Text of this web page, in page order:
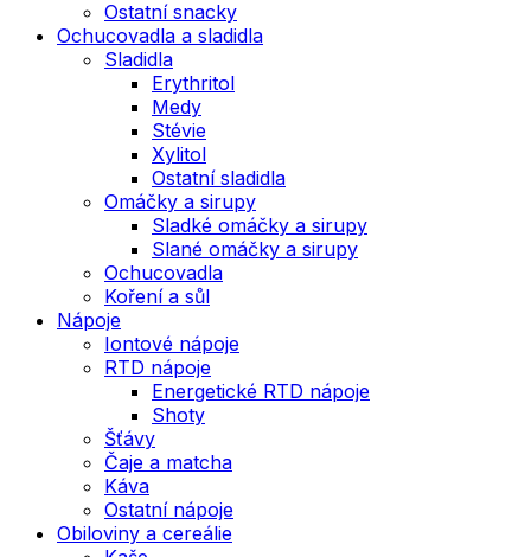
Ostatní snacky
Ochucovadla a sladidla
Sladidla
Erythritol
Medy
Stévie
Xylitol
Ostatní sladidla
Omáčky a sirupy
Sladké omáčky a sirupy
Slané omáčky a sirupy
Ochucovadla
Koření a sůl
Nápoje
Iontové nápoje
RTD nápoje
Energetické RTD nápoje
Shoty
Šťávy
Čaje a matcha
Káva
Ostatní nápoje
Obiloviny a cereálie